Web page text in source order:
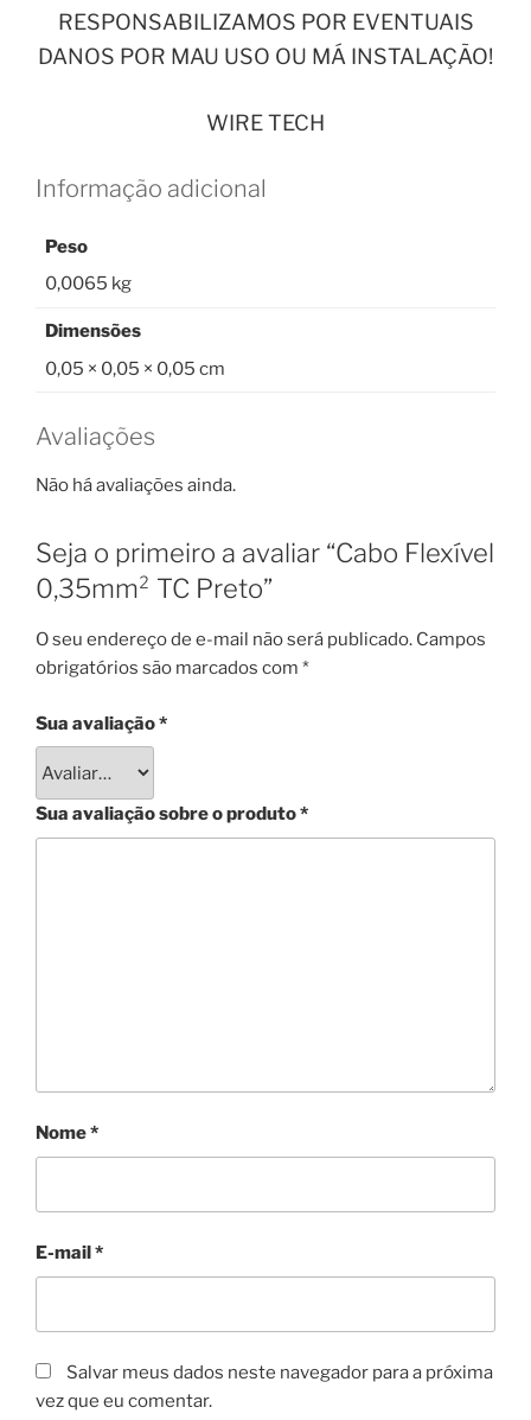
RESPONSABILIZAMOS POR EVENTUAIS
DANOS POR MAU USO OU MÁ INSTALAÇÃO!
WIRE TECH
Informação adicional
Peso
0,0065 kg
Dimensões
0,05 × 0,05 × 0,05 cm
Avaliações
Não há avaliações ainda.
Seja o primeiro a avaliar “Cabo Flexível
0,35mm² TC Preto”
O seu endereço de e-mail não será publicado. Campos
obrigatórios são marcados com *
Sua avaliação*
Sua avaliação sobre o produto*
Nome*
E-mail*
Salvar meus dados neste navegador para a próxima
vez que eu comentar.